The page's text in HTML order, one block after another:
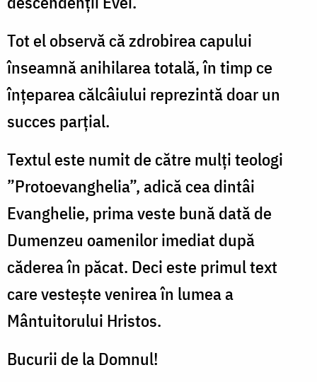
Tot el observă că zdrobirea capului
înseamnă anihilarea totală, în timp ce
înțeparea călcâiului reprezintă doar un
succes parțial.
Textul este numit de către mulți teologi
”Protoevanghelia”, adică cea dintâi
Evanghelie, prima veste bună dată de
Dumenzeu oamenilor imediat după
căderea în păcat. Deci este primul text
care vestește venirea în lumea a
Mântuitorului Hristos.
Bucurii de la Domnul!